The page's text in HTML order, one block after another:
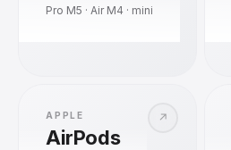
Pro M5 · Air M4 · mini
↗
APPLE
AirPods